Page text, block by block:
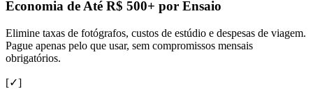
Economia de Até R$ 500+ por Ensaio
Elimine taxas de fotógrafos, custos de estúdio e despesas de viagem.
Pague apenas pelo que usar, sem compromissos mensais
obrigatórios.
[✓]